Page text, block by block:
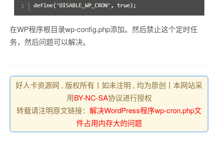
在WP程序根目录wp-config.php添加。然后禁止这个定时任
务，然后问题可以解决。
好人卡资源网 , 版权所有丨如未注明 , 均为原创丨本网站采
用BY-NC-SA协议进行授权
转载请注明原文链接： 解决WordPress程序wp-cron.php文
件占用内存大的问题